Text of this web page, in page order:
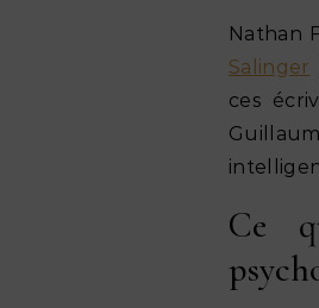
Nathan
Salinger
ces
Ce